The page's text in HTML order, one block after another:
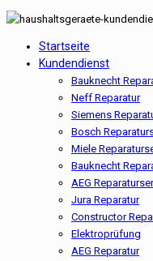
Startseite
Kundendienst
Bauknecht
Neff Reparatur
Siemens
Bosch
Miele
Bauknecht
AEG
Jura Reparatur
Constructor
Elektroprüfung
AEG Reparatur